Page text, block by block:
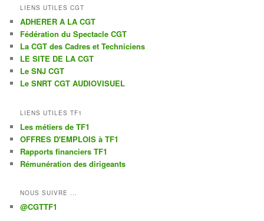
LIENS UTILES CGT
ADHERER A LA CGT
Fédération du Spectacle CGT
La CGT des Cadres et Techniciens
LE SITE DE LA CGT
Le SNJ CGT
Le SNRT CGT AUDIOVISUEL
LIENS UTILES TF1
Les métiers de TF1
OFFRES D'EMPLOIS à TF1
Rapports financiers TF1
Rémunération des dirigeants
NOUS SUIVRE ...
@CGTTF1